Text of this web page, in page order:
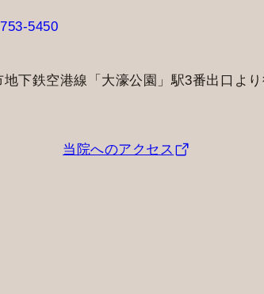
5450
地下鉄空港線「大濠公園」駅3番出口よ
当院へのアクセス